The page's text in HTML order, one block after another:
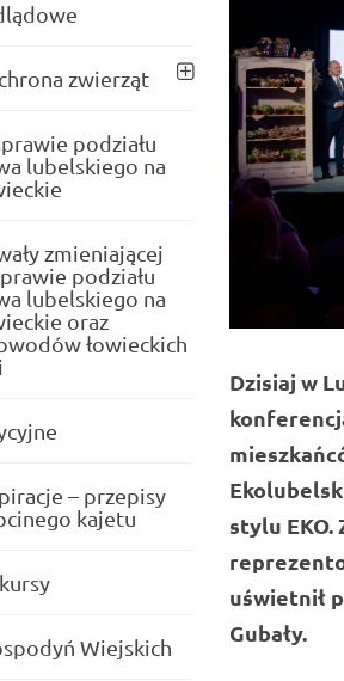
Dzisiaj w
stylu
uświetnił
Gubały.
zwierząt
podziału
lubelskiego na
zmieniającej
podziału
lubelskiego na
oraz
łowieckich
– przepisy
kajetu
Wiejskich